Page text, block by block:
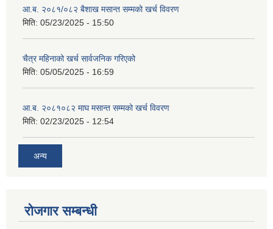
आ.ब. २०८१/०८२ बैशाख मसान्त सम्मको खर्च विवरण
मिति: 05/23/2025 - 15:50
चैत्र महिनाको खर्च सार्वजनिक गरिएको
मिति: 05/05/2025 - 16:59
आ.ब. २०८१०८२ माघ मसान्त सम्मको खर्च विवरण
मिति: 02/23/2025 - 12:54
अन्य
रोजगार सम्बन्धी